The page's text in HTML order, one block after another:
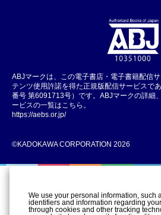
ABJマークは、この電子書店・電子書籍配信
テンツ使用許諾を得た正規版配信サービスで
番号 第6091713号）です。ABJマークの詳細
ービスの一覧はこちら。
https://aebs.or.jp/
©KADOKAWA CORPORATION 2026
We use your personal information, such
identifiers and information regarding
through cookies and other tracking